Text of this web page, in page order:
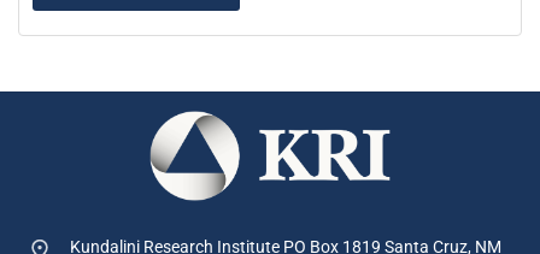
Kundalini Research Institute PO Box 1819 Santa Cruz, NM